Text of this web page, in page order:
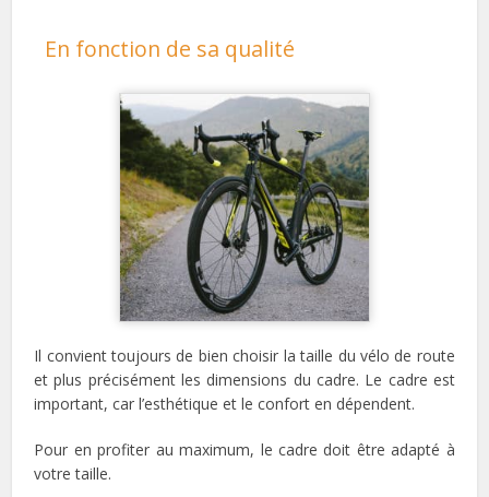
En fonction de sa qualité
Il convient toujours de bien choisir la taille du vélo de route
et plus précisément les dimensions du cadre. Le cadre est
important, car l’esthétique et le confort en dépendent.
Pour en profiter au maximum, le cadre doit être adapté à
votre taille.